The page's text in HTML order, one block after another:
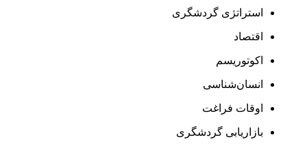
استراتژی گردشگری
اقتصاد
اکوتوریسم
انسان‌شناسی
اوقات فراغت
بازاریابی گردشگری